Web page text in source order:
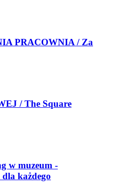
PRACOWNIA / Za
/ The Square
w muzeum -
każdego